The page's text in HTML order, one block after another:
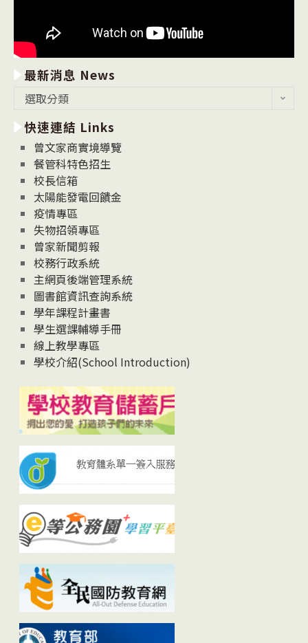
最新消息 News
消
息
News
選取分類
快速連結 Links
曾文家商實境導覽
餐管科特色招生
校長信箱
太陽能發電回饋金
疫情專區
失物招領專區
曾家新聞剪報
校務行政系統
主網頁後端管理系統
圖書館資訊查詢系統
學年課程計畫書
學生選課輔導手冊
線上教學專區
學校介紹(School Introduction)